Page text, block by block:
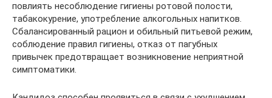
повлиять несоблюдение гигиены ротовой полости,
табакокурение, употребление алкогольных напитков.
Сбалансированный рацион и обильный питьевой режим,
соблюдение правил гигиены, отказ от пагубных
привычек предотвращает возникновение неприятной
симптоматики.